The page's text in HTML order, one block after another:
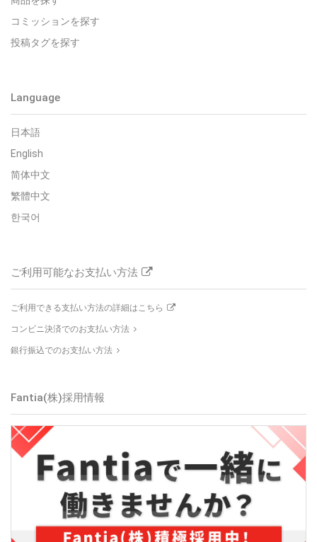
コミッションを探す
投稿タグを探す
Language
日本語
English
简体中文
繁體中文
한국어
ご利用可能なお支払い方法
ご利用できる支払い方法の詳細はこちら
コンビニ決済でのお支払い方法
銀行振込でのお支払い方法
Fantia(株)採用情報